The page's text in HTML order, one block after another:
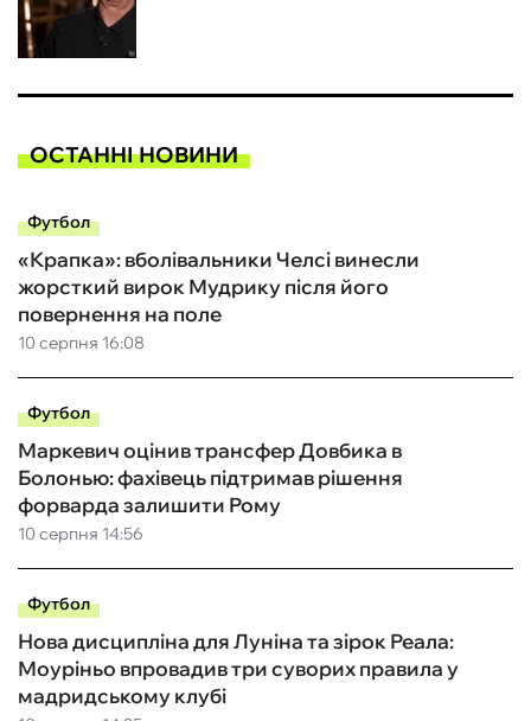
ОСТАННІ НОВИНИ
Футбол
10 серпня 16:08
«Крапка»: вболівальники Челсі винесли
жорсткий вирок Мудрику після його
повернення на поле
Футбол
10 серпня 14:56
Маркевич оцінив трансфер Довбика в
Болонью: фахівець підтримав рішення
форварда залишити Рому
Футбол
Нова дисципліна для Луніна та зірок Реала:
Моуріньо впровадив три суворих правила у
мадридському клубі